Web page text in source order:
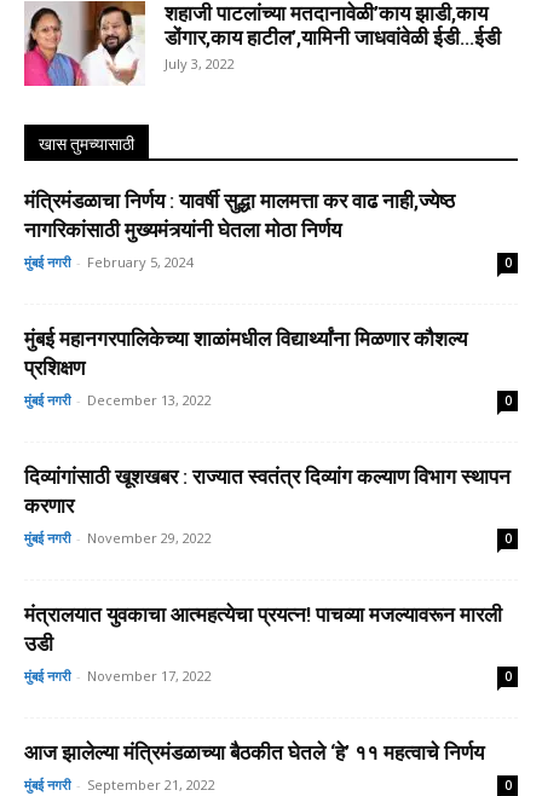
शहाजी पाटलांच्या मतदानावेळी’काय झाडी,काय
डोंगार,काय हाटील’,यामिनी जाधवांवेळी ईडी…ईडी
July 3, 2022
खास तुमच्यासाठी
मंत्रिमंडळाचा निर्णय : यावर्षी सुद्धा मालमत्ता कर वाढ नाही,ज्येष्ठ
नागरिकांसाठी मुख्यमंत्र्यांनी घेतला मोठा निर्णय
मुंबई नगरी - February 5, 2024 0
मुंबई महानगरपालिकेच्या शाळांमधील विद्यार्थ्यांना मिळणार कौशल्य
प्रशिक्षण
मुंबई नगरी - December 13, 2022 0
दिव्यांगांसाठी खूशखबर : राज्यात स्वतंत्र दिव्यांग कल्याण विभाग स्थापन
करणार
मुंबई नगरी - November 29, 2022 0
मंत्रालयात युवकाचा आत्महत्येचा प्रयत्न! पाचव्या मजल्यावरून मारली
उडी
मुंबई नगरी - November 17, 2022 0
आज झालेल्या मंत्रिमंडळाच्या बैठकीत घेतले ‘हे’ ११ महत्वाचे निर्णय
मुंबई नगरी - September 21, 2022 0